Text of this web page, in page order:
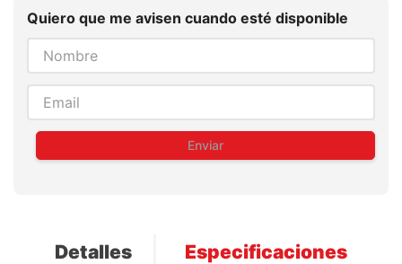
Quiero que me avisen cuando esté disponible
Enviar
Detalles Especificaciones